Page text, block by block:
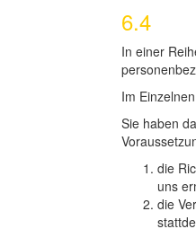
6.4
In einer
Im
Sie haben
die
uns
die